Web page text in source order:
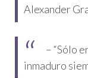
Alexander
– “Sólo
inmaduro